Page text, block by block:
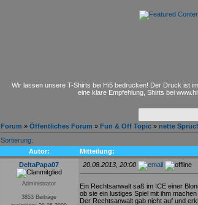
Wir lassen unsere T-Shirts bei Hi5 bedrucken! Der Druck ist
eine klare Empfehlung, Shirts bei
Forum » Öffentliches Forum » Fun & Off Topic » nette
Sortierung:
Autor:
Mitteilung:
DeltaPapa07
Administrator
3853 Beiträge
20.08.2013, 20:00
Ein Rechtsanwalt saß im ICE einer
ob sie ein lustiges Spiel mit ihm
Der Rechtsanwalt gab nicht auf und